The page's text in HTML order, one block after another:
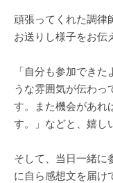
頑張ってくれた調律
お送りし様子をお伝
「自分も参加でき
うな雰囲気が伝わっ
す。また機会があれ
す。」などと、嬉し
そして、当日一緒に
に自ら感想文を届け